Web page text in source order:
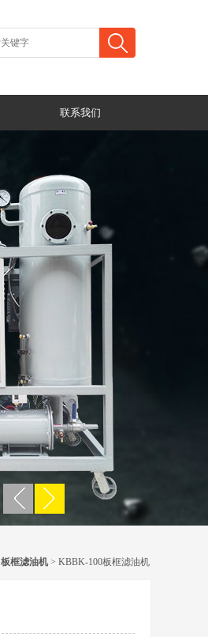
联系我们
板框滤油机> KBBK-100板框滤油机